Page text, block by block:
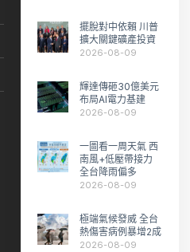
擺脫對中依賴 川普
擴大關鍵礦產投資
2026-08-09
輝達傳砸30億美元
布局AI電力基建
2026-08-09
一圖看一周天氣 西
南風+低壓帶接力
全台降雨偏多
2026-08-09
極端氣候發威 全台
熱傷害病例暴增2成
2026-08-09